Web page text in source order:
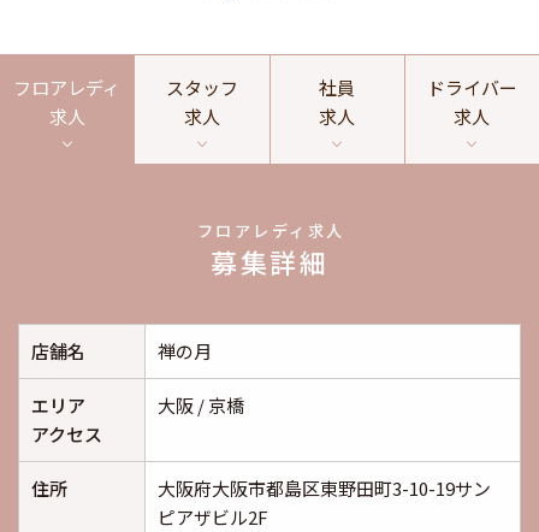
フロアレディ
求人
スタッフ
求人
社員
求人
ドライバー
求人
フロアレディ求人
募集詳細
店舗名 禅の月
エリア
アクセス
大阪 / 京橋
住所
大阪府大阪市都島区東野田町3-10-19サン
ピアザビル2F